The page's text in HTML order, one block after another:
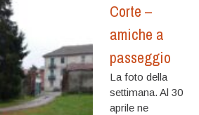
Corte –
amiche a
passeggio
La foto della
settimana. Al 30
aprile ne